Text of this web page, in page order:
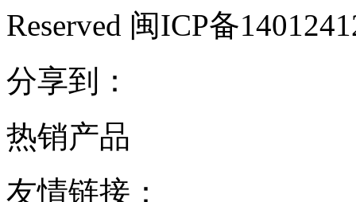
Reserved 闽ICP备
分享到：
热销产品
友情链接：